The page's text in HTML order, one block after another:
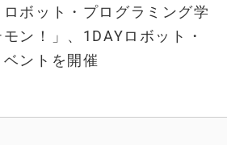
ボット・プログラミング学
ン！」、1DAYロボット・
ントを開催